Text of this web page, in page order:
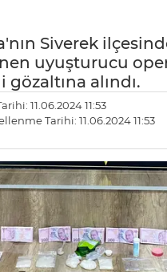
Siverek
uyuşturucu
gözaltına alındı.
11.06.2024 11:53
Tarihi: 11.06.2024 11:53